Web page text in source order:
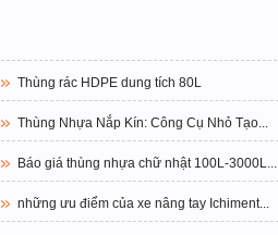
Thùng rác HDPE dung tích 80L
Thùng Nhựa Nắp Kín: Công Cụ Nhỏ Tạo...
Báo giá thùng nhựa chữ nhật 100L-3000L...
những ưu điểm của xe nâng tay Ichiment...